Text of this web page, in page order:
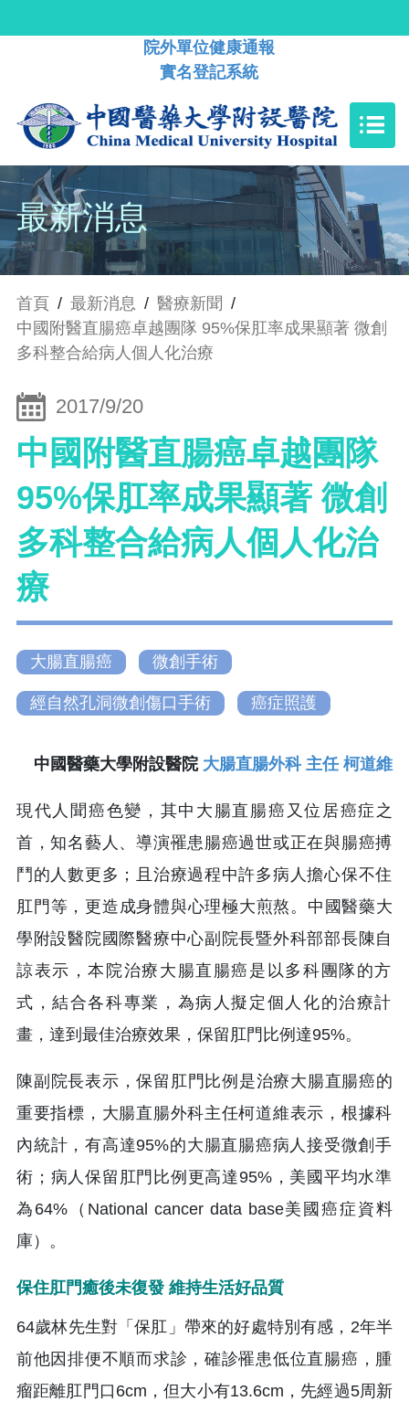
院外單位健康通報
實名登記系統
最新消息
首頁 / 最新消息 / 醫療新聞 /
中國附醫直腸癌卓越團隊 95%保肛率成果顯著 微創
多科整合給病人個人化治療
2017/9/20
中國附醫直腸癌卓越團隊
95%保肛率成果顯著 微創
多科整合給病人個人化治
療
大腸直腸癌 微創手術
經自然孔洞微創傷口手術 癌症照護
中國醫藥大學附設醫院 大腸直腸外科 主任 柯道維
現代人聞癌色變，其中大腸直腸癌又位居癌症之
首，知名藝人、導演罹患腸癌過世或正在與腸癌搏
鬥的人數更多；且治療過程中許多病人擔心保不住
肛門等，更造成身體與心理極大煎熬。中國醫藥大
學附設醫院國際醫療中心副院長暨外科部部長陳自
諒表示，本院治療大腸直腸癌是以多科團隊的方
式，結合各科專業，為病人擬 定個人化的治療計
畫，達到最佳治療效果，保留肛門比例達95%。
陳副院長表示，保留肛門比例是治療大腸直腸癌的
重要指標，大腸直腸外科主任柯道維表示，根據科
內統計，有高達95%的大腸直腸癌病人接受微創手
術；病人保留肛門比例更高達95%，美國平均水準
為64%（National cancer data base美國癌症資料
庫）。
保住肛門癒後未復發 維持生活好品質
64歲林先生對「保肛」帶來的好處特別有感，2年半
前他因排便不順而求診，確診罹患低位直腸癌，腫
瘤距離肛門口6cm，但大小有13.6cm，先經過5周新